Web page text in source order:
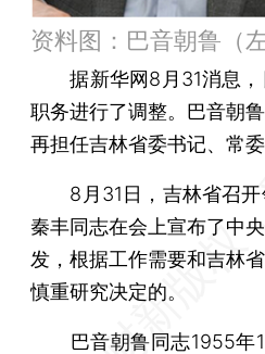
资料图：巴音朝鲁（
据新华网8月31消息，
职务进行了调整。巴音朝
再担任吉林省委书记、常委
8月31日，吉林省召开
秦丰同志在会上宣布了中
发，根据工作需要和吉林
慎重研究决定的。
巴音朝鲁同志1955年